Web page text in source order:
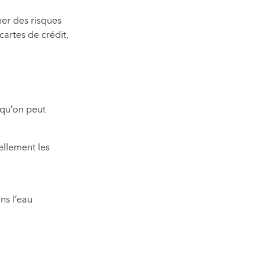
des risques
de crédit,
peut
les
l’eau